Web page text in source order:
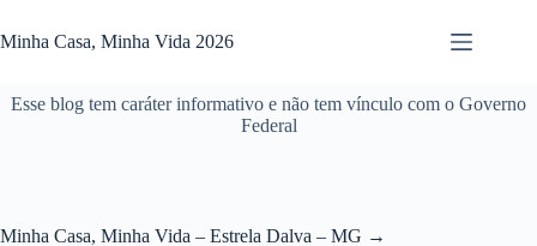
para
o
Minha Casa, Minha Vida 2026
Esse blog tem caráter informativo e não tem vínculo com o Governo
Federal
Minha Casa, Minha Vida – Estrela Dalva – MG →